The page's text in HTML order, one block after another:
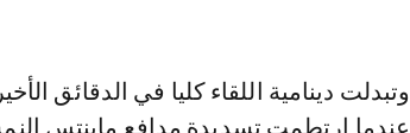
وتبدلت دينامية اللقاء كليا في الدقائق
عندما ارتطمت تسديدة مدافع ماينتس